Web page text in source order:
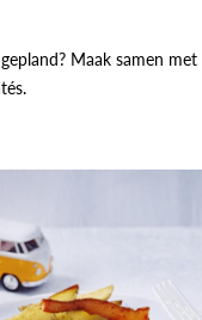
Maak samen